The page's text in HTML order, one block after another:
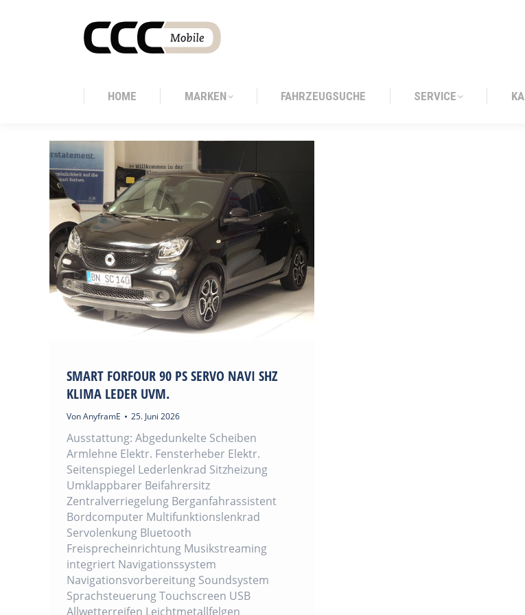
HOME MARKEN FAHRZEUGSUCHE SERVICE
SMART FORFOUR 90 PS SERVO NAVI SHZ
KLIMA LEDER UVM.
VonAnyframE 25. Juni 2026
Ausstattung: Abgedunkelte Scheiben
Armlehne Elektr. Fensterheber Elektr.
Seitenspiegel Lederlenkrad Sitzheizung
Umklappbarer Beifahrersitz
Zentralverriegelung Berganfahrassistent
Bordcomputer Multifunktionslenkrad
Servolenkung Bluetooth
Freisprecheinrichtung Musikstreaming
integriert Navigationssystem
Navigationsvorbereitung Soundsystem
Sprachsteuerung Touchscreen USB
Allwetterreifen Leichtmetallfelgen
HOME MARKEN